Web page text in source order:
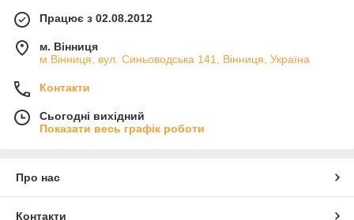
Працює з 02.08.2012
м. Вінниця
м.Вінниця, вул. Синьоводська 141, Вінниця, Україна
Контакти
Сьогодні вихідний
Показати весь графік роботи
Про нас
Контакти